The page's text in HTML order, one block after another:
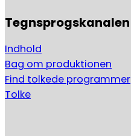
Tegnsprogskanalen
Indhold
Bag om produktionen
Find tolkede programmer
Tolke